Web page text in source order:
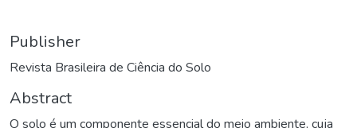
Publisher
Revista Brasileira de Ciência do Solo
Abstract
O solo é um componente essencial do meio ambiente, cuja